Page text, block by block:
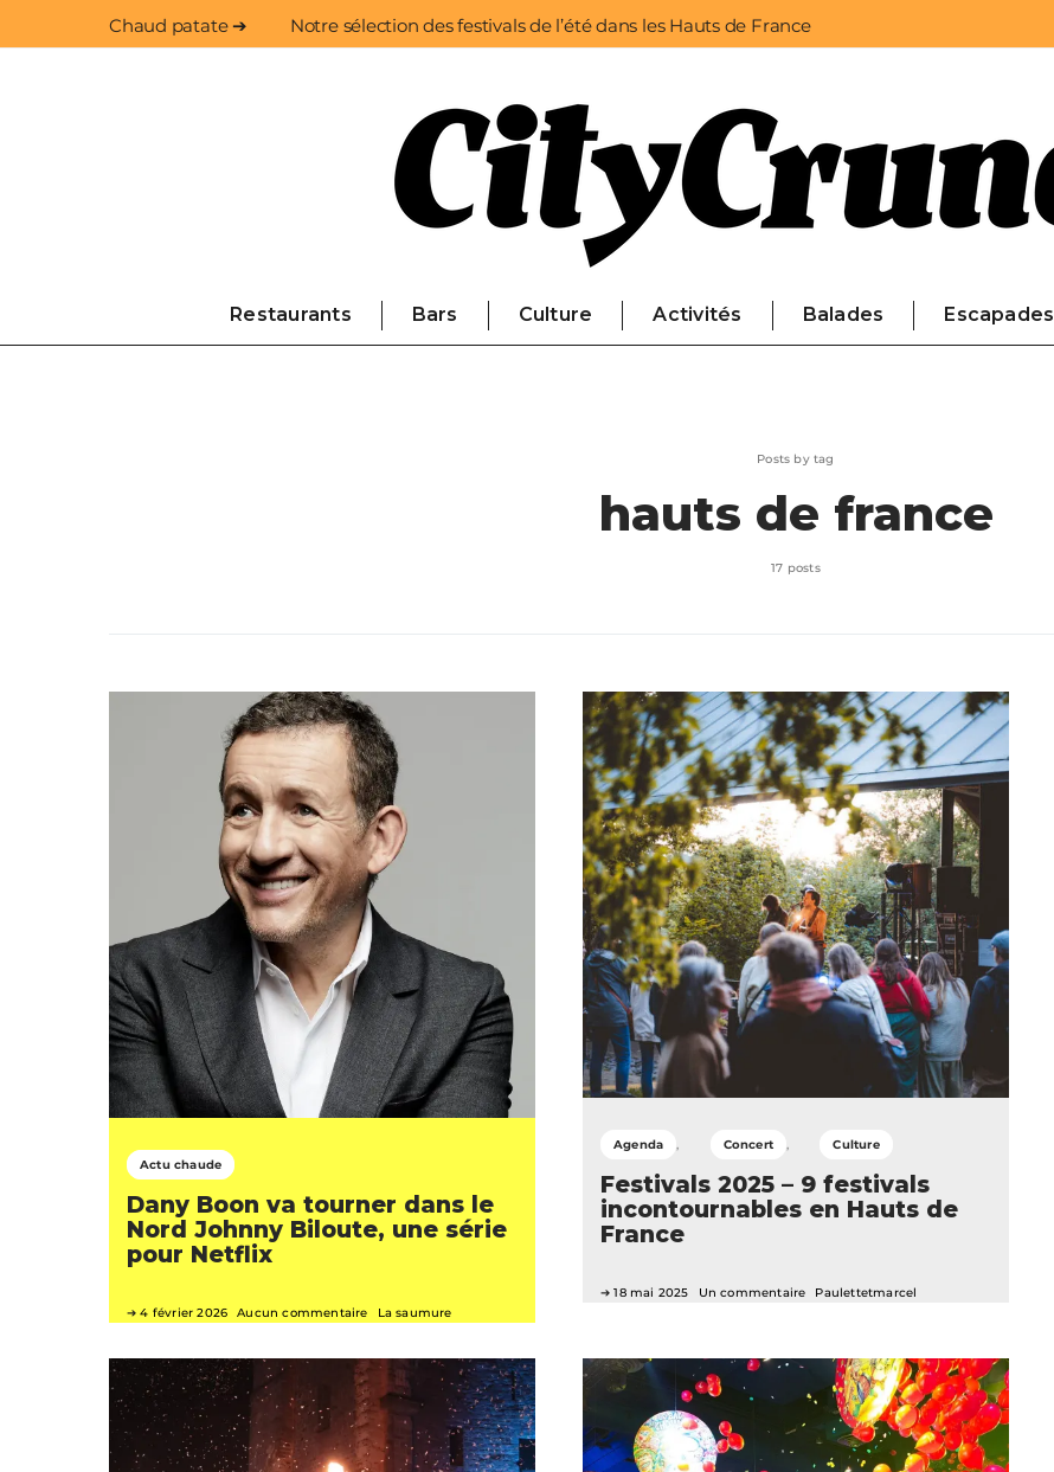
Chaud patate ➔ Notre sélection des festivals de l’été dans les Hauts de France
Restaurants Bars Culture Activités Balades Escapades
Posts by tag
hauts de france
17 posts
Actu chaude
Dany Boon va tourner dans le
Nord Johnny Biloute, une série
pour Netflix
4 février 2026 Aucun commentaire La saumure
Agenda Concert Culture
Festivals 2025 – 9 festivals
incontournables en Hauts de
France
18 mai 2025 Un commentaire Paulettetmarcel